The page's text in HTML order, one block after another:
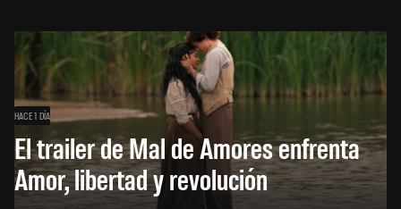
HACE 1 DÍA
El trailer de Mal de Amores enfrenta
Amor, libertad y revolución